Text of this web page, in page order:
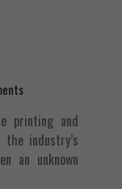
printing and
industry’s
an unknown